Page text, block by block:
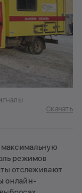
Скачать
максимальную
режимов
отслеживают
онлайн-